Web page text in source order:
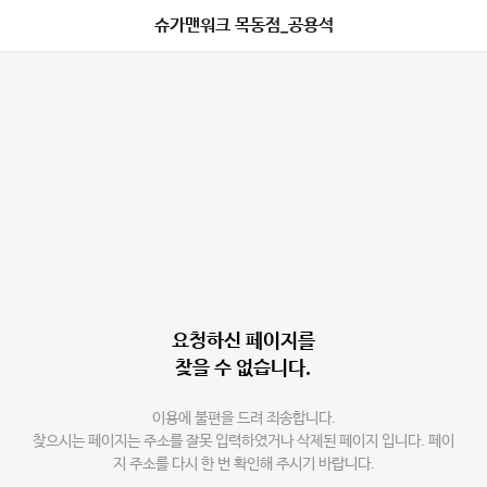
슈가맨워크 목동점_공용석
요청하신 페이지를
찾을 수 없습니다.
이용에 불편을 드려 죄송합니다.
찾으시는 페이지는 주소를 잘못 입력하였거나 삭제된 페이지 입니다. 페이
지 주소를 다시 한 번 확인해 주시기 바랍니다.